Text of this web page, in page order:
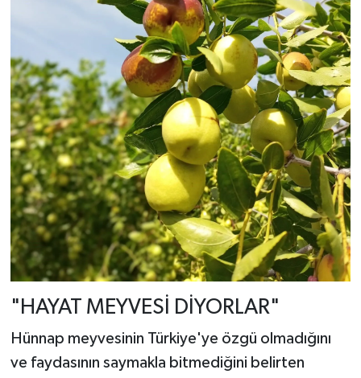
"HAYAT MEYVESİ DİYORLAR"
Hünnap meyvesinin Türkiye'ye özgü olmadığını
ve faydasının saymakla bitmediğini belirten